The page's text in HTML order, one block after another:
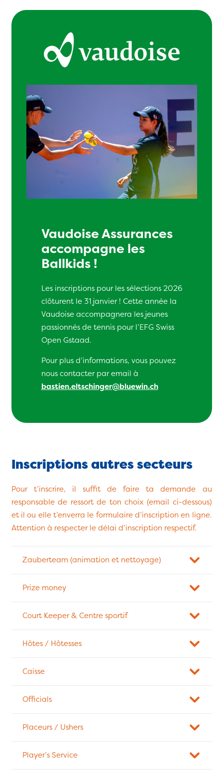
Vaudoise Assurances
accompagne les
Ballkids !
Les inscriptions pour les sélections 2026
clôturent le 31 janvier ! Cette année la
Vaudoise accompagnera les jeunes
passionnés de tennis pour l’EFG Swiss
Open Gstaad.
Pour plus d’informations, vous pouvez
nous contacter par email à
bastien.eltschinger@bluewin.ch
Inscriptions autres secteurs
Pour t’inscrire, il suffit de faire ta demande au
responsable de ressort de ton choix (email ci-dessous)
et il ou elle t’enverra le formulaire d’inscription en ligne.
Attention à respecter le délai d’inscription respectif.
Zauberteam (animation et nettoyage)
Prize money
Court Keeper & Centre sportif
Hôtes / Hôtesses
Caisse
Officials
Placeurs / Ushers
Player’s Service